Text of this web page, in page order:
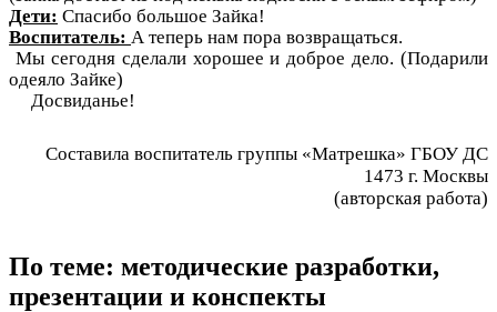
Дети: Спасибо большое Зайка!
Воспитатель: А теперь нам пора возвращаться.
Мы сегодня сделали хорошее и доброе дело. (Подарили
одеяло Зайке)
Досвиданье!
Составила воспитатель группы «Матрешка» ГБОУ ДС
1473 г. Москвы
(авторская работа)
По теме: методические разработки,
презентации и конспекты